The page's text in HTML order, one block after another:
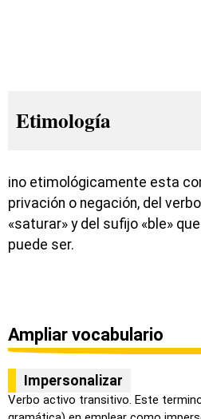
Etimología
ino etimológicamente esta
privación o negación, del
«saturar» y del sufijo «ble»
puede ser.
Ampliar vocabulario
Impersonalizar
Verbo activo transitivo. Este